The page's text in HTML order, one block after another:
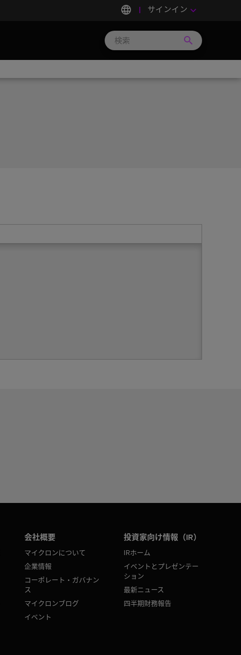
language サインイン keyboard_arrow_down
search
会社概要
マイクロンについて
企業情報
コーポレート・ガバナン
ス
マイクロンブログ
イベント
投資家向け情報（IR）
IRホーム
イベントとプレゼンテー
ション
最新ニュース
四半期財務報告